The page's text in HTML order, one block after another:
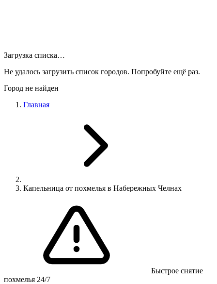
Загрузка списка…
Не удалось загрузить список городов. Попробуйте ещё раз.
Город не найден
Главная
Капельница от похмелья в Набережных Челнах
Быстрое снятие
похмелья 24/7